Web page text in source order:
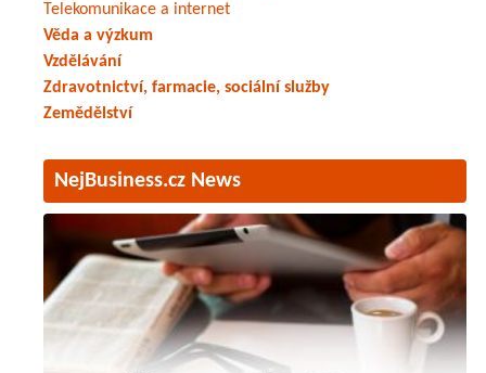
Telekomunikace a internet
Věda a výzkum
Vzdělávání
Zdravotnictví, farmacie, sociální služby
Zemědělství
NejBusiness.cz News